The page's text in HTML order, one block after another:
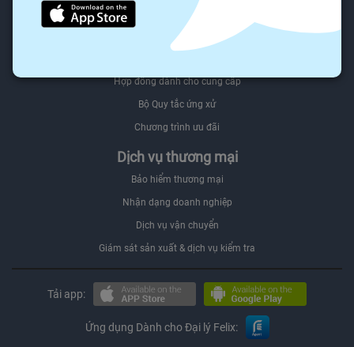
Người mua Đối tác
Felix.store Select
Hợp đồng dành cho cung cấp
Bộ Quy tắc ứng xử
Chương trình ưu đãi
Dịch vụ thương mại
Bảo hiểm thương mại
Nhận dạng doanh nghiệp
Dịch vụ vận chuyển
Giám sát sản xuất & dịch vụ kiểm tra
Tải app:
Ứng dụng Dành cho Đại lý Felix: